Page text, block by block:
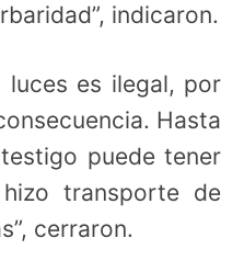
indicaron.
luces es ilegal, por
Hasta
puede tener
transporte de
cerraron.